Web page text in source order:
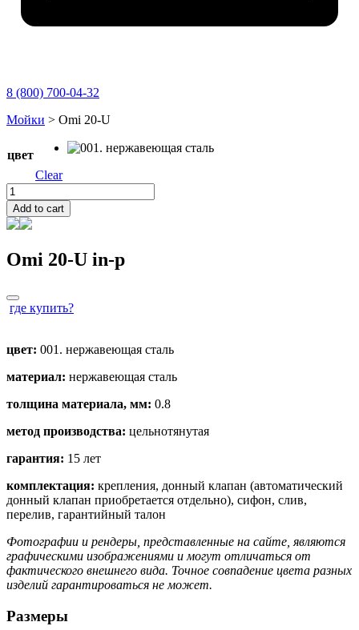
8 (800) 700-04-32
Перейти
содержимому
Мойки > Omi 20-U
цвет
Clear
Omi
20-
U
quantity
Add to cart
Omi 20-U in-p
где купить?
цвет: 001. нержавеющая сталь
материал: нержавеющая сталь
толщина материала, мм: 0.8
метод производства: цельнотянутая
гарантия: 15 лет
комплектация: крепления, донный клапан (автоматический
донный клапан приобретается отдельно), сифон, слив,
перелив, гарантийный талон
Фотографии и рендеры, представленные на сайте, являются
графическими изображениями и могут отличаться от
фактического внешнего вида. Точное совпадение цвета разных
изделий гарантироваться не может.
Размеры